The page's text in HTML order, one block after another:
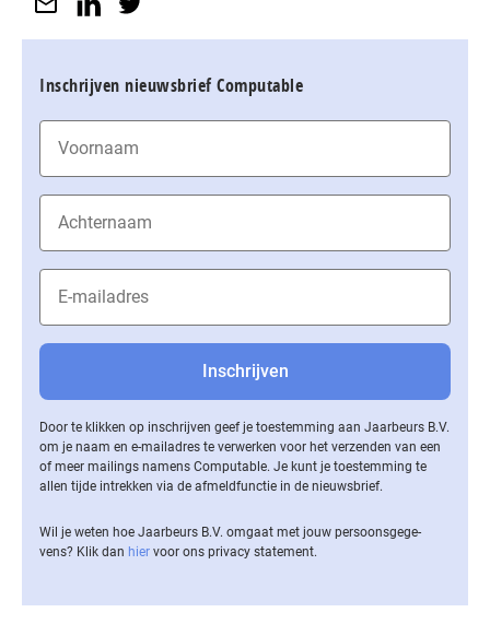
Inschrijven nieuwsbrief Computable
Door te klikken op inschrijven geef je toestemming aan Jaarbeurs B.V.
om je naam en e-mailadres te verwerken voor het verzenden van een
of meer mailings namens Computable. Je kunt je toestemming te
allen tijde intrekken via de af­meld­func­tie in de nieuwsbrief.
Wil je weten hoe Jaarbeurs B.V. omgaat met jouw per­soons­ge­ge­
vens? Klik dan hier voor ons privacy statement.